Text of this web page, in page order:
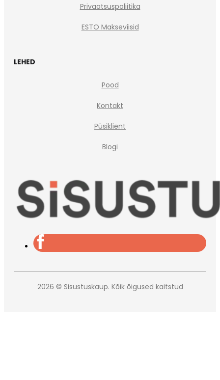
Privaatsuspoliitika
ESTO Makseviisid
LEHED
Pood
Kontakt
Püsiklient
Blogi
2026 © Sisustuskaup. Kõik õigused kaitstud